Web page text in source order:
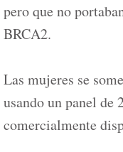
pero que no
BRCA2.
Las mujeres se
usando un panel de
comercialmente